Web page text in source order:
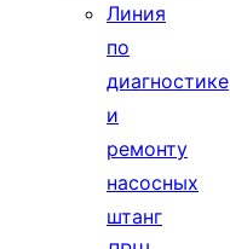
Линия
по
диагностике
и
ремонту
насосных
штанг